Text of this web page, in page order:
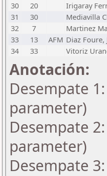
30
20 Irigaray
31
30 Mediavilla
32
7 Martinez
33
13 AFM Diaz Foure,
34
33 Vitoriz
Anotación:
Desempate
parameter)
Desempate
parameter)
Desempate